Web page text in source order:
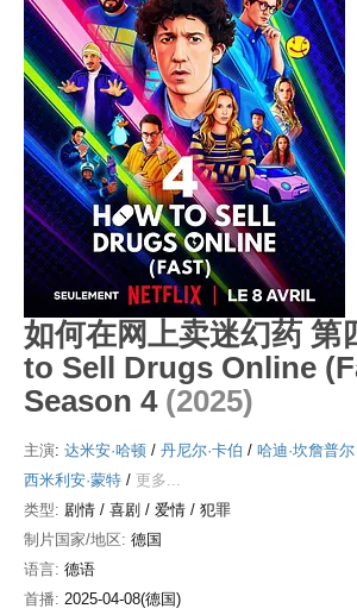
如何在网上卖迷幻药 第
to Sell Drugs Online
Season 4 (2025)
主演: 达米安·哈顿 / 丹尼尔·卡伯 / 哈迪·坎詹普尔
西米利安·蒙特 / 更多...
类型: 剧情 / 喜剧 / 爱情 / 犯罪
制片国家/地区: 德国
语言: 德语
首播: 2025-04-08(德国)